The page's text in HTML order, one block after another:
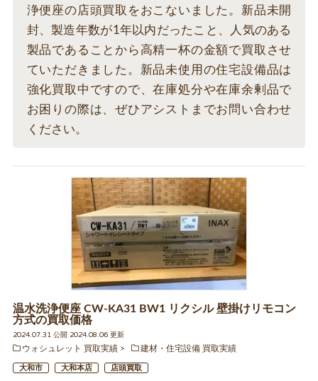
浄便座の店頭買取をおこないました。新品未開
封、製造年数が1年以内だったこと、人気のある
製品であることから高精一杯の金額で買取させ
ていただきました。新品未使用の住宅設備品は
強化買取中ですので、在庫処分や在庫余剰品で
お困りの際は、ぜひアシストまでお問い合わせ
ください。
温水洗浄便座 CW-KA31 BW1 リクシル 壁掛けリモコン
方式の買取価格
2024.07.31 公開 2024.08.06 更新
ウォシュレット 買取実績
建材・住宅設備 買取実績
大和市 大和本店 店頭買取